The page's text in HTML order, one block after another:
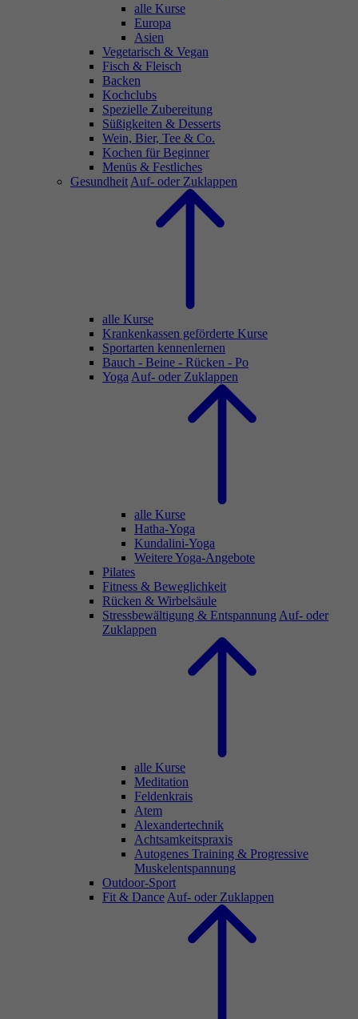
alle Kurse
Europa
Asien
Vegetarisch & Vegan
Fisch & Fleisch
Backen
Kochclubs
Spezielle Zubereitung
Süßigkeiten & Desserts
Wein, Bier, Tee & Co.
Kochen für Beginner
Menüs & Festliches
Gesundheit Auf- oder Zuklappen
alle Kurse
Krankenkassen geförderte Kurse
Sportarten kennenlernen
Bauch - Beine - Rücken - Po
Yoga Auf- oder Zuklappen
alle Kurse
Hatha-Yoga
Kundalini-Yoga
Weitere Yoga-Angebote
Pilates
Fitness & Beweglichkeit
Rücken & Wirbelsäule
Stressbewältigung & Entspannung Auf- oder
Zuklappen
alle Kurse
Meditation
Feldenkrais
Atem
Alexandertechnik
Achtsamkeitspraxis
Autogenes Training & Progressive
Muskelentspannung
Outdoor-Sport
Fit & Dance Auf- oder Zuklappen